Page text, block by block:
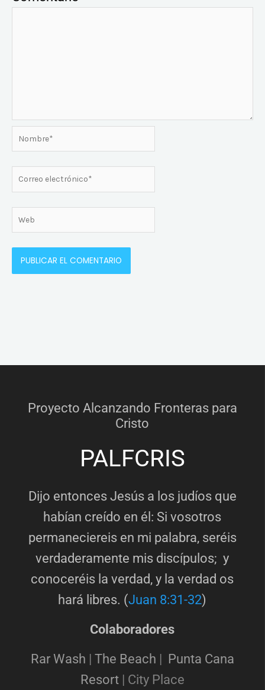
Nombre*
Correo
electrónico*
Web
Proyecto Alcanzando Fronteras para
Cristo
PALFCRIS
Dijo entonces Jesús a los judíos que
habían creído en él: Si vosotros
permaneciereis en mi palabra, seréis
verdaderamente mis discípulos; y
conoceréis la verdad, y la verdad os
hará libres. (Juan 8:31-32)
Colaboradores
Rar Wash | The Beach | Punta Cana
Resort| City Place